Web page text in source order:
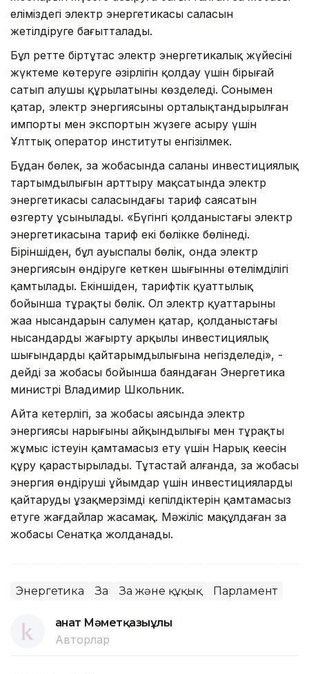
еліміздегі электр энергетикасы саласын
жетілдіруге бағытталады.
Бұл ретте біртұтас электр энергетикалық жүйесінің
жүктеме көтеруге әзірлігін қолдау үшін бірыңғай
сатып алушы құрылатыны көзделеді. Сонымен
қатар, электр энергиясының орталықтандырылған
импорты мен экспортын жүзеге асыру үшін
Ұлттық оператор институты енгізілмек.
Бұдан бөлек, заң жобасында саланың инвестициялық
тартымдылығын арттыру мақсатында электр
энергетикасы саласындағы тариф саясатын
өзгерту ұсынылады. «Бүгінгі қолданыстағы электр
энергетикасына тариф екі бөлікке бөлінеді.
Біріншіден, бұл ауыспалы бөлік, онда электр
энергиясын өндіруге кеткен шығынның өтелімділігі
қамтылады. Екіншіден, тарифтік қуаттылық
бойынша тұрақты бөлік. Ол электр қуаттарының
жаңа нысандарын салумен қатар, қолданыстағы
нысандарды жаңғырту арқылы инвестициялық
шығындардың қайтарымдылығына негізделеді», -
дейді заң жобасы бойынша баяндаған Энергетика
министрі Владимир Школьник.
Айта кетерлігі, заң жобасы аясында электр
энергиясы нарығының айқындылығы мен тұрақты
жұмыс істеуін қамтамасыз ету үшін Нарық кеңесін
құру қарастырылады. Тұтастай алғанда, заң жобасы
энергия өндіруші ұйымдар үшін инвестицияларды
қайтарудың ұзақмерзімді кепілдіктерін қамтамасыз
етуге жағдайлар жасамақ. Мәжіліс мақұлдаған заң
жобасы Сенатқа жолданады.
Энергетика Заң Заң және құқық Парламент
Қанат Мәметқазыұлы
Авторлар